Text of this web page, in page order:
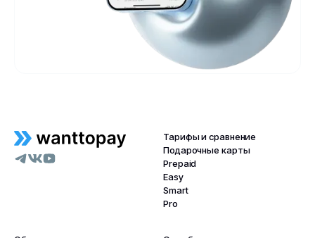
Тарифы и сравнение
Подарочные карты
Prepaid
Easy
Smart
Pro